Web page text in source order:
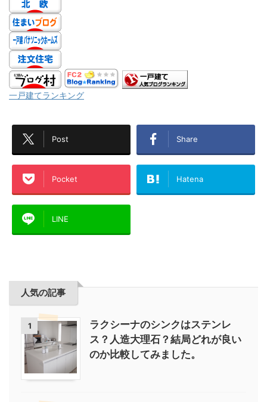
一戸建てランキング
Post Share
Pocket Hatena
LINE
人気の記事
1
ラクシーナのシンクはステンレ
ス？人造大理石？結局どれが良い
のか比較してみました。